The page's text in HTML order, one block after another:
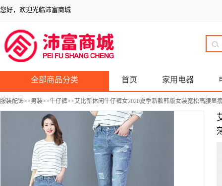
您好，欢迎光临沛富商城
全部商品分类 首页 家用电器
服装配饰>>男装>>牛仔裤>>艾比新休闲牛仔裤女2020夏季新款韩版女装宽松高腰